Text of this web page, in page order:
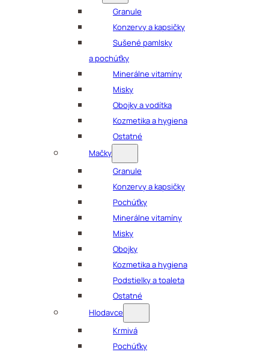
Granule
Konzervy a kapsičky
Sušené pamlsky
a pochúťky
Minerálne vitamíny
Misky
Obojky a vodítka
Kozmetika a hygiena
Ostatné
Mačky
Granule
Konzervy a kapsičky
Pochúťky
Minerálne vitamíny
Misky
Obojky
Kozmetika a hygiena
Podstielky a toaleta
Ostatné
Hlodavce
Krmivá
Pochúťky